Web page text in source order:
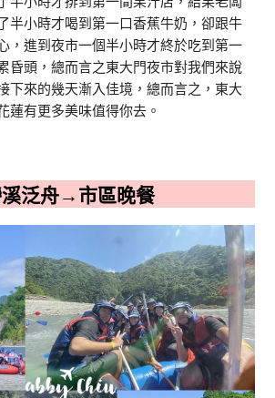
半小時才喝到第一口香蕉牛奶，卻跟牛
，進到夜市一個半小時才終於吃到第一
昏頭，總而言之東大門夜市對我們來說
下來的幾天漸入佳境，總而言之，東大
蓮有更多美味值得你去。
泛舟→市區晚餐